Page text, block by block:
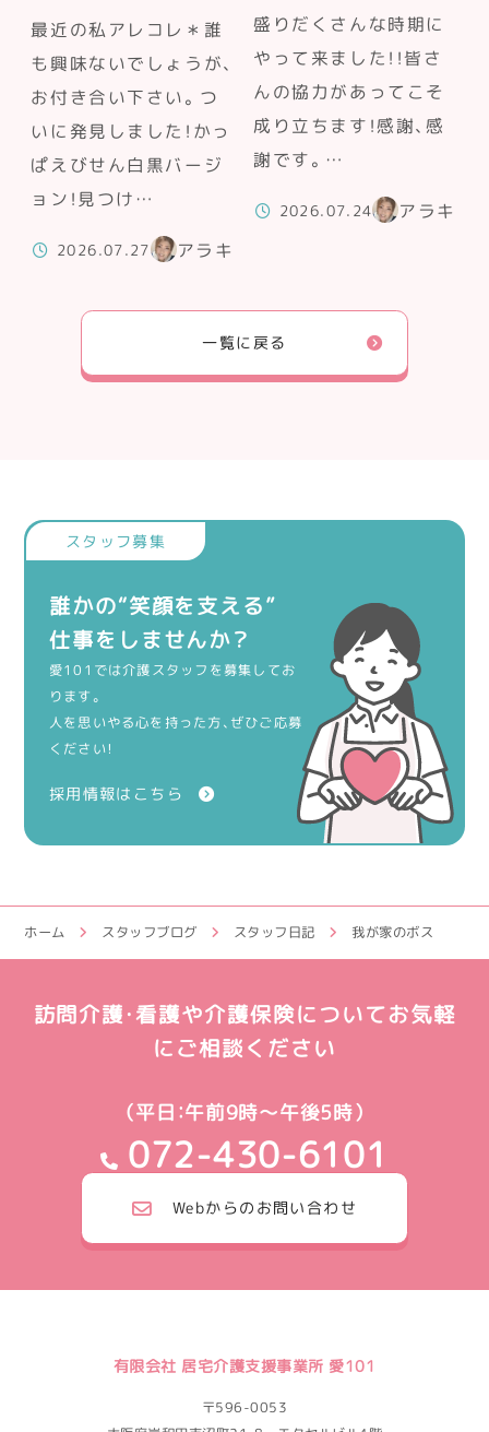
最近の私アレコレ＊誰
も興味ないでしょうが、
お付き合い下さい。つ
いに発見しました！かっ
ぱえびせん白黒バージ
ョン！見つけ…
2026.07.27 アラキ
盛りだくさんな時期に
やって来ました！！皆さ
んの協力があってこそ
成り立ちます！感謝、感
謝です。…
2026.07.24 アラキ
一覧に戻る
誰かの“笑顔を支える”
仕事をしませんか？
愛101では介護スタッフを募集してお
ります。
人を思いやる心を持った方、ぜひご応募
ください！
採用情報はこちら
ホーム スタッフブログ スタッフ日記 我が家のボス
訪問介護・看護や介護保険についてお気軽
にご相談ください
（平日：午前9時～午後5時）
072-430-6101
Webからのお問い合わせ
有限会社 居宅介護支援事業所 愛101
〒596-0053